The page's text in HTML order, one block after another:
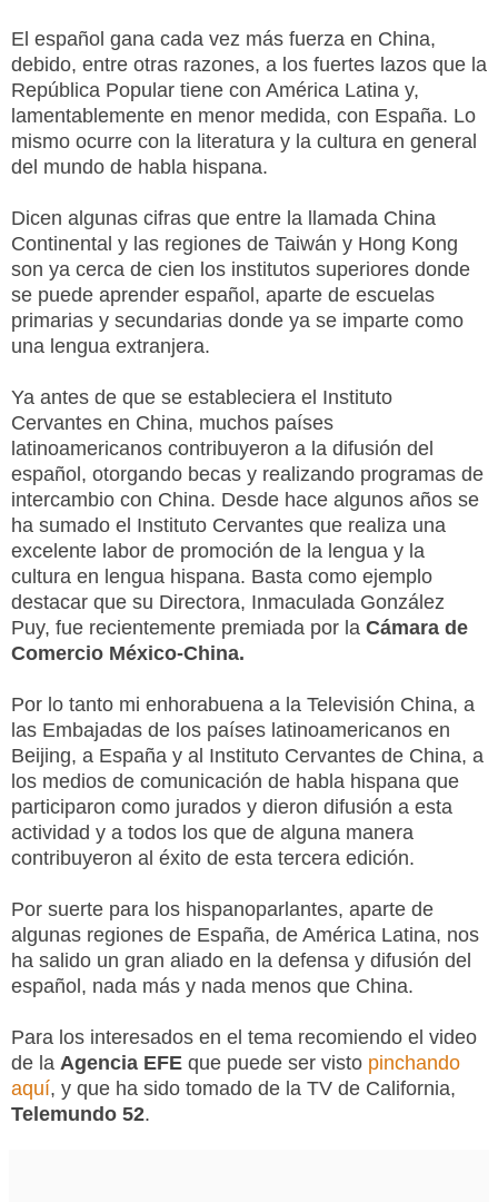
El español gana cada vez más fuerza en China,
debido, entre otras razones, a los fuertes lazos que la
República Popular tiene con América Latina y,
lamentablemente en menor medida, con España. Lo
mismo ocurre con la literatura y la cultura en general
del mundo de habla hispana.
Dicen algunas cifras que entre la llamada China
Continental y las regiones de Taiwán y Hong Kong
son ya cerca de cien los institutos superiores donde
se puede aprender español, aparte de escuelas
primarias y secundarias donde ya se imparte como
una lengua extranjera.
Ya antes de que se estableciera el Instituto
Cervantes en China, muchos países
latinoamericanos contribuyeron a la difusión del
español, otorgando becas y realizando programas de
intercambio con China. Desde hace algunos años se
ha sumado el Instituto Cervantes que realiza una
excelente labor de promoción de la lengua y la
cultura en lengua hispana. Basta como ejemplo
destacar que su Directora, Inmaculada González
Puy, fue recientemente premiada por la Cámara de
Comercio México-China.
Por lo tanto mi enhorabuena a la Televisión China, a
las Embajadas de los países latinoamericanos en
Beijing, a España y al Instituto Cervantes de China, a
los medios de comunicación de habla hispana que
participaron como jurados y dieron difusión a esta
actividad y a todos los que de alguna manera
contribuyeron al éxito de esta tercera edición.
Por suerte para los hispanoparlantes, aparte de
algunas regiones de España, de América Latina, nos
ha salido un gran aliado en la defensa y difusión del
español, nada más y nada menos que China.
Para los interesados en el tema recomiendo el video
de la Agencia EFE que puede ser visto pinchando
aquí, y que ha sido tomado de la TV de California,
Telemundo 52.